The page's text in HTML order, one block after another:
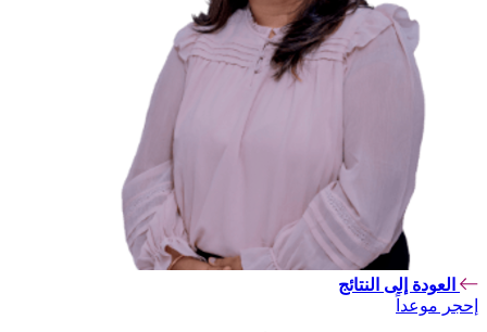
العودة إلى النتائج
إحجر موعداً